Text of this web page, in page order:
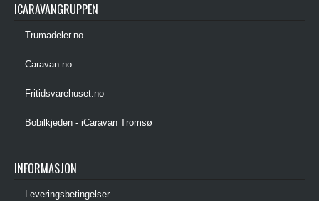
ICARAVANGRUPPEN
Trumadeler.no
Caravan.no
Fritidsvarehuset.no
Bobilkjeden - iCaravan Tromsø
INFORMASJON
Leveringsbetingelser